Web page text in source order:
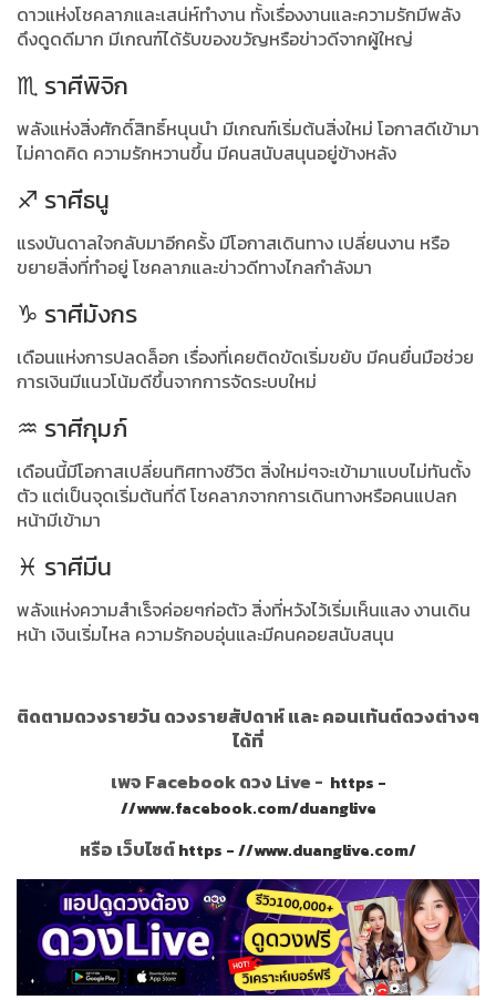
ดาวแห่งโชคลาภและเสน่ห์ทำงาน ทั้งเรื่องงานและความรักมีพลัง
ดึงดูดดีมาก มีเกณฑ์ได้รับของขวัญหรือข่าวดีจากผู้ใหญ่
♏ ราศีพิจิก
พลังแห่งสิ่งศักดิ์สิทธิ์หนุนนำ มีเกณฑ์เริ่มต้นสิ่งใหม่ โอกาสดีเข้ามา
ไม่คาดคิด ความรักหวานขึ้น มีคนสนับสนุนอยู่ข้างหลัง
♐ ราศีธนู
แรงบันดาลใจกลับมาอีกครั้ง มีโอกาสเดินทาง เปลี่ยนงาน หรือ
ขยายสิ่งที่ทำอยู่ โชคลาภและข่าวดีทางไกลกำลังมา
♑ ราศีมังกร
เดือนแห่งการปลดล็อก เรื่องที่เคยติดขัดเริ่มขยับ มีคนยื่นมือช่วย
การเงินมีแนวโน้มดีขึ้นจากการจัดระบบใหม่
♒ ราศีกุมภ์
เดือนนี้มีโอกาสเปลี่ยนทิศทางชีวิต สิ่งใหม่ๆจะเข้ามาแบบไม่ทันตั้ง
ตัว แต่เป็นจุดเริ่มต้นที่ดี โชคลาภจากการเดินทางหรือคนแปลก
หน้ามีเข้ามา
♓ ราศีมีน
พลังแห่งความสำเร็จค่อยๆก่อตัว สิ่งที่หวังไว้เริ่มเห็นแสง งานเดิน
หน้า เงินเริ่มไหล ความรักอบอุ่นและมีคนคอยสนับสนุน
ติดตามดวงรายวัน ดวงรายสัปดาห์ และ คอนเท้นต์ดวงต่างๆ
ได้ที่
เพจ Facebook ดวง Live - https -
//www.facebook.com/duanglive
หรือ เว็บไซต์https - //www.duanglive.com/